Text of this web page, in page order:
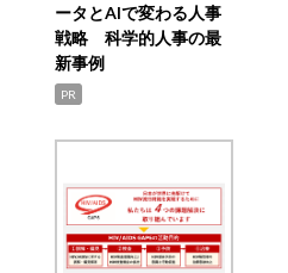
ータとAIで変わる人事
戦略 科学的人事の最
新事例
PR